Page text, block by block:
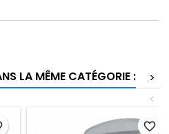
LA MÊME CATÉGORIE :
>
<
favorite_border